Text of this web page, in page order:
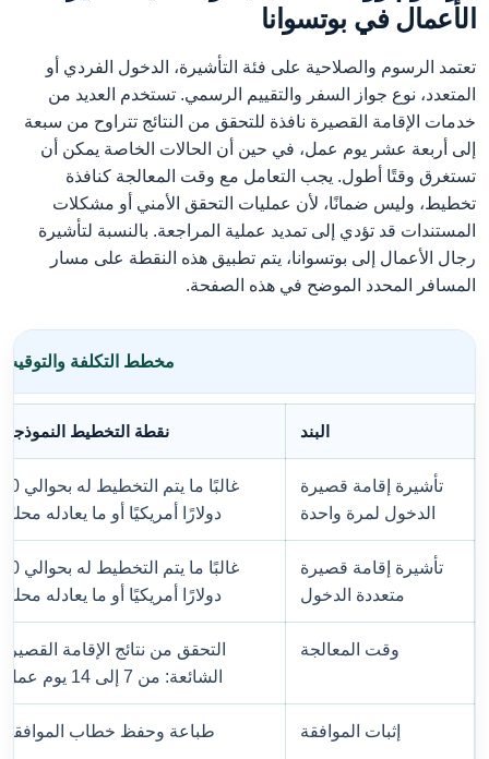
الأعمال في بوتسوانا
تعتمد الرسوم والصلاحية على فئة التأشيرة، الدخول الفردي أو
المتعدد، نوع جواز السفر والتقييم الرسمي. تستخدم العديد من
خدمات الإقامة القصيرة نافذة للتحقق من النتائج تتراوح من سبعة
إلى أربعة عشر يوم عمل، في حين أن الحالات الخاصة يمكن أن
تستغرق وقتًا أطول. يجب التعامل مع وقت المعالجة كنافذة
تخطيط، وليس ضمانًا، لأن عمليات التحقق الأمني ​​أو مشكلات
المستندات قد تؤدي إلى تمديد عملية المراجعة. بالنسبة لتأشيرة
رجال الأعمال إلى بوتسوانا، يتم تطبيق هذه النقطة على مسار
المسافر المحدد الموضح في هذه الصفحة.
مخطط التكلفة
البند نقطة التخطيط النموذجية
تأشيرة إقامة قصيرة
الدخول لمرة واحدة
غالبًا ما يتم التخطيط له بحوالي 40
دولارًا أمريكيًا أو ما يعادله محليًا.
تأشيرة إقامة قصيرة
متعددة الدخول
غالبًا ما يتم التخطيط له بحوالي 80
دولارًا أمريكيًا أو ما يعادله محليًا.
وقت المعالجة
التحقق من نتائج الإقامة القصيرة
الشائعة: من 7 إلى 14 يوم عمل.
إثبات الموافقة طباعة وحفظ خطاب الموافقة.